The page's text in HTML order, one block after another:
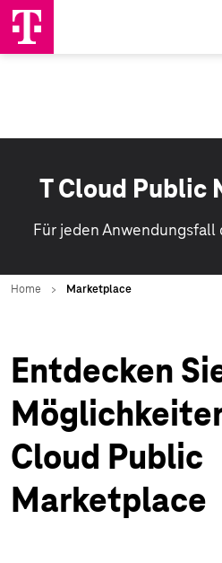
T Cloud Public
Für jeden
Entdecken
Cloud Public
Marketplace